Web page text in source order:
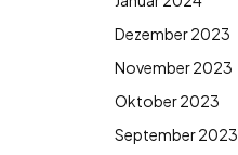
Dezember 2023
November 2023
Oktober 2023
September 2023